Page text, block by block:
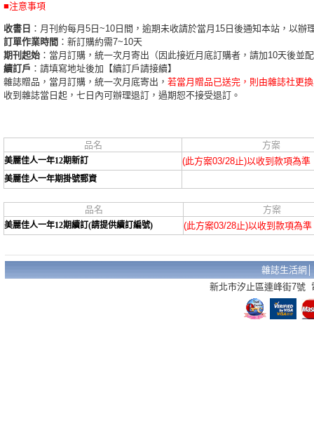
■注意事項
收書日 ：月刊約每月5日~10日間，逾期未收請於當月15日後通知本站，以辦
訂單作業時間 ：新訂購約需7~10天
期刊起始 ：當月訂購，統一次月寄出（因此接近月底訂購者，請加10天後並
續訂戶 ：請填寫地址後加【續訂戶請接續】
雜誌贈品，當月訂購，統一次月底寄出， 若當月贈品已送完，則由雜誌社更
收到雜誌當日起，七日內可辦理退訂，過期恕不接受退訂。
品名 方案
美麗佳人一年12期新訂 (此方案03/28止)以收到款項為準
美麗佳人一年期掛號郵資
品名 方案
美麗佳人一年12期續訂(請提供續訂編號) (此方案03/28止)以收到款項為準
雜誌生活網
新北市汐止區連峰街7號